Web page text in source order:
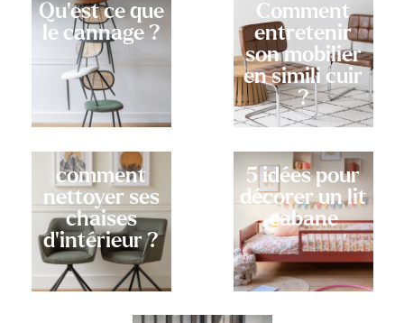
Qu'est ce que
le cannage ?
Comment
entretenir
son mobilier
en simili cuir
?
comment
nettoyer ses
chaises
d'intérieur ?
5 idées pour
décorer un lit
cabane